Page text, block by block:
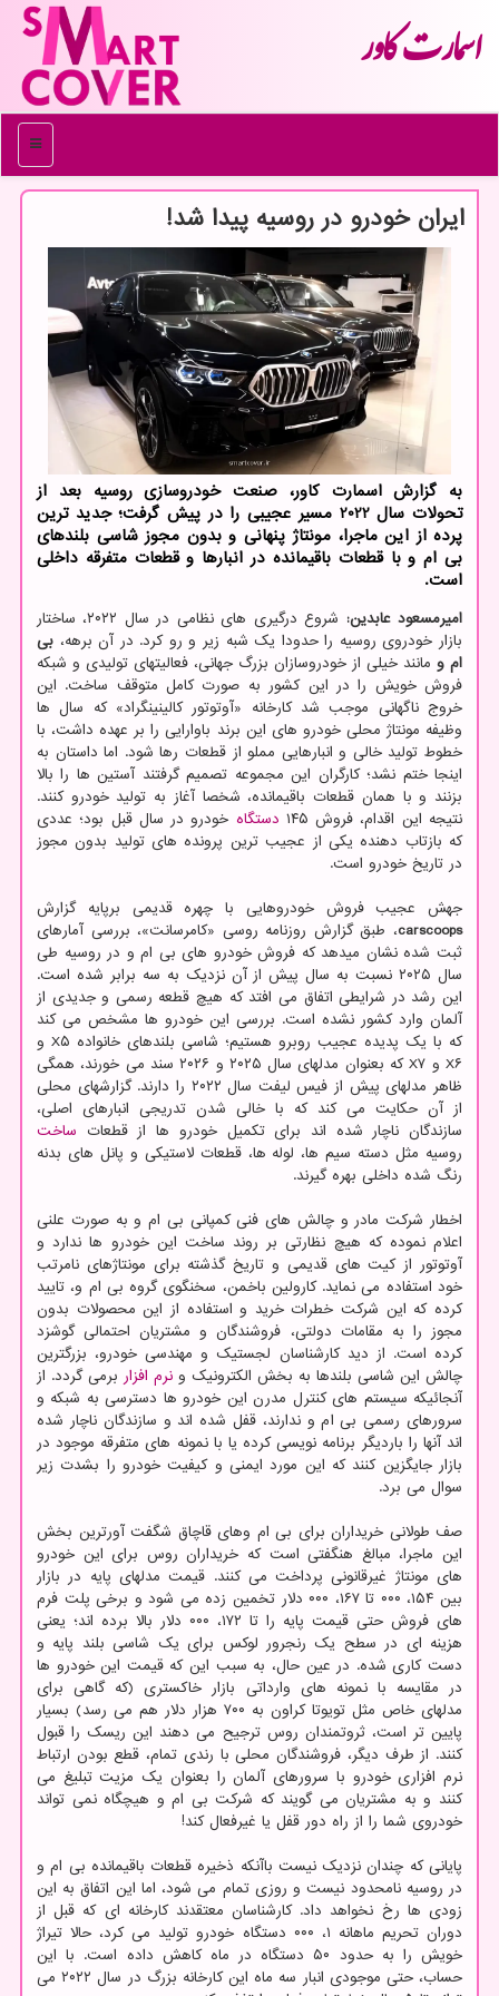
اسمارت كاور
منو
ایران خودرو در روسیه پیدا شد!
به گزارش اسمارت کاور، صنعت خودروسازی روسیه بعد از
تحولات سال 2022 مسیر عجیبی را در پیش گرفت؛ جدید ترین
پرده از این ماجرا، مونتاژ پنهانی و بدون مجوز شاسی بلندهای
بی ام و با قطعات باقیمانده در انبارها و قطعات متفرقه داخلی
است.
امیرمسعود عابدین:
شروع درگیری های نظامی در سال ۲۰۲۲، ساختار
بازار خودروی روسیه را حدودا یک شبه زیر و رو کرد. در آن برهه، بی
ام و مانند خیلی از خودروسازان بزرگ جهانی، فعالیتهای تولیدی و شبکه
فروش خویش را در این کشور به صورت کامل متوقف ساخت. این
خروج ناگهانی موجب شد کارخانه «آوتوتور کالینینگراد» که سال ها
وظیفه مونتاژ محلی خودرو های این برند باوارایی را بر عهده داشت، با
خطوط تولید خالی و انبارهایی مملو از قطعات رها شود. اما داستان به
اینجا ختم نشد؛ کارگران این مجموعه تصمیم گرفتند آستین ها را بالا
بزنند و با همان قطعات باقیمانده، شخصا آغاز به تولید خودرو کنند.
نتیجه این اقدام، فروش ۱۴۵
دستگاه خودرو در سال قبل بود؛ عددی
که بازتاب دهنده یکی از عجیب ترین پرونده های تولید بدون مجوز
در تاریخ خودرو است.
جهش عجیب فروش خودروهایی با چهره قدیمی برپایه گزارش
carscoops، طبق گزارش روزنامه روسی «کامرسانت»، بررسی آمارهای
ثبت شده نشان میدهد که فروش خودرو های بی ام و در روسیه طی
سال ۲۰۲۵ نسبت به سال پیش از آن نزدیک به سه برابر شده است.
این رشد در شرایطی اتفاق می افتد که هیچ قطعه رسمی و جدیدی از
آلمان وارد کشور نشده است. بررسی این خودرو ها مشخص می کند
که با یک پدیده عجیب روبرو هستیم؛ شاسی بلندهای خانواده X۵ و
X۶ و X۷ که بعنوان مدلهای سال ۲۰۲۵ و ۲۰۲۶ سند می خورند، همگی
ظاهر مدلهای پیش از فیس لیفت سال ۲۰۲۲ را دارند. گزارشهای محلی
از آن حکایت می کند که با خالی شدن تدریجی انبارهای اصلی،
سازندگان ناچار شده اند برای تکمیل خودرو ها از قطعات ساخت
روسیه مثل دسته سیم ها، لوله ها، قطعات لاستیکی و پانل های بدنه
رنگ شده داخلی بهره گیرند.
اخطار شرکت مادر و چالش های فنی کمپانی بی ام و به صورت علنی
اعلام نموده که هیچ نظارتی بر روند ساخت این خودرو ها ندارد و
آوتوتور از کیت های قدیمی و تاریخ گذشته برای مونتاژهای نامرتب
خود استفاده می نماید. کارولین باخمن، سخنگوی گروه بی ام و، تایید
کرده که این شرکت خطرات خرید و استفاده از این محصولات بدون
مجوز را به مقامات دولتی، فروشندگان و مشتریان احتمالی گوشزد
کرده است. از دید کارشناسان لجستیک و مهندسی خودرو، بزرگترین
چالش این شاسی بلندها به بخش الکترونیک و نرم افزار برمی گردد. از
آنجائیکه سیستم های کنترل مدرن این خودرو ها دسترسی به شبکه و
سرورهای رسمی بی ام و ندارند، قفل شده اند و سازندگان ناچار شده
اند آنها را باردیگر برنامه نویسی کرده یا با نمونه های متفرقه موجود در
بازار جایگزین کنند که این مورد ایمنی و کیفیت خودرو را بشدت زیر
سوال می برد.
صف طولانی خریداران برای بی ام وهای قاچاق شگفت آورترین بخش
این ماجرا، مبالغ هنگفتی است که خریداران روس برای این خودرو
های مونتاژ غیرقانونی پرداخت می کنند. قیمت مدلهای پایه در بازار
بین ۱۵۴، ۰۰۰ تا ۱۶۷، ۰۰۰ دلار تخمین زده می شود و برخی پلت فرم
های فروش حتی قیمت پایه را تا ۱۷۲، ۰۰۰ دلار بالا برده اند؛ یعنی
هزینه ای در سطح یک رنجرور لوکس برای یک شاسی بلند پایه و
دست کاری شده. در عین حال، به سبب این که قیمت این خودرو ها
در مقایسه با نمونه های وارداتی بازار خاکستری (که گاهی برای
مدلهای خاص مثل تویوتا کراون به ۷۰۰ هزار دلار هم می رسد) بسیار
پایین تر است، ثروتمندان روس ترجیح می دهند این ریسک را قبول
کنند. از طرف دیگر، فروشندگان محلی با رندی تمام، قطع بودن ارتباط
نرم افزاری خودرو با سرورهای آلمان را بعنوان یک مزیت تبلیغ می
کنند و به مشتریان می گویند که شرکت بی ام و هیچگاه نمی تواند
خودروی شما را از راه دور قفل یا غیرفعال کند!
پایانی که چندان نزدیک نیست باآنکه ذخیره قطعات باقیمانده بی ام و
در روسیه نامحدود نیست و روزی تمام می شود، اما این اتفاق به این
زودی ها رخ نخواهد داد. کارشناسان معتقدند کارخانه ای که قبل از
دوران تحریم ماهانه ۱، ۰۰۰ دستگاه خودرو تولید می کرد، حالا تیراژ
خویش را به حدود ۵۰ دستگاه در ماه کاهش داده است. با این
حساب، حتی موجودی انبار سه ماه این کارخانه بزرگ در سال ۲۰۲۲ می